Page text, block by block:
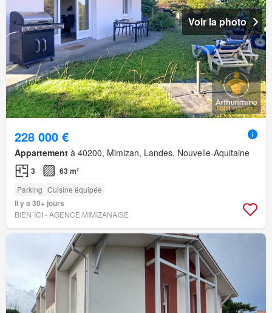
Voir la photo
228 000 €
Appartement à 40200, Mimizan, Landes, Nouvelle-Aquitaine
3 63 m²
Parking Cuisine équipée
Il y a 30+ jours
BIEN´ICI - AGENCE.MIMIZANAISE